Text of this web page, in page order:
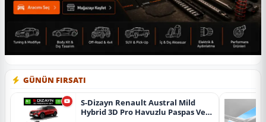
GÜNÜN FIRSATI
S-Dizayn Renault Austral Mild
Hybrid 3D Pro Havuzlu Paspas Ve